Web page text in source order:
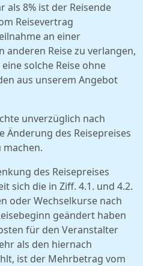
8% ist der Reisende
Reisevertrag
an einer
Reise zu verlangen,
solche Reise ohne
aus unserem Angebot
unverzüglich nach
Änderung des Reisepreises
des Reisepreises
sich die in Ziff. 4.1. und 4.2.
oder Wechselkurse nach
geändert haben
für den Veranstalter
als den hiernach
ist der Mehrbetrag vom